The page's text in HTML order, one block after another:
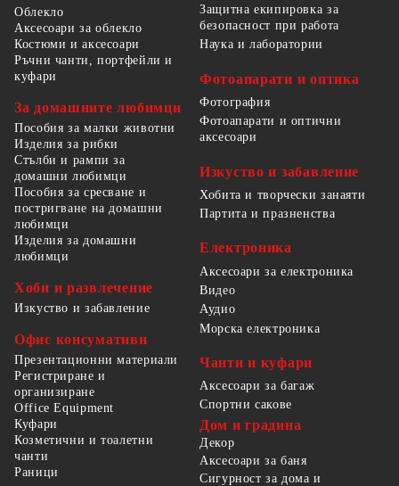
Облекло
Аксесоари за облекло
Костюми и аксесоари
Ръчни чанти, портфейли и
куфари
За домашните любимци
Пособия за малки животни
Изделия за рибки
Стълби и рампи за
домашни любимци
Пособия за сресване и
постригване на домашни
любимци
Изделия за домашни
любимци
Хоби и развлечение
Изкуство и забавление
Офис консумативи
Презентационни материали
Регистриране и
организиране
Office Equipment
Защитна екипировка за
безопасност при работа
Наука и лаборатории
Фотоапарати и оптика
Фотография
Фотоапарати и оптични
аксесоари
Изкуство и забавление
Хобита и творчески занаяти
Партита и празненства
Електроника
Аксесоари за електроника
Видео
Аудио
Морска електроника
Чанти и куфари
Аксесоари за багаж
Спортни сакове
Куфари
Козметични и тоалетни
чанти
Раници
Дом и градина
Декор
Аксесоари за баня
Сигурност за дома и